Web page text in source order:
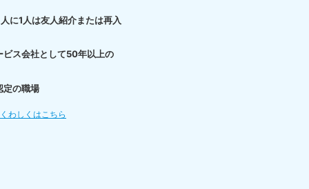
に1人は友人紹介または再入
ビス会社として50年以上の
定の職場
わしくはこちら